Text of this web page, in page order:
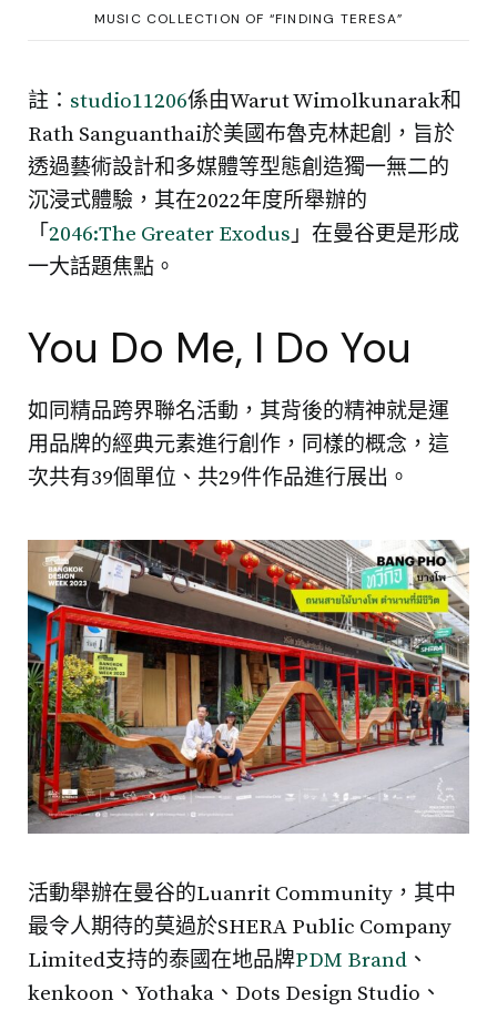
MUSIC COLLECTION OF “FINDING TERESA”
註： studio11206係由Warut Wimolkunarak和
Rath Sanguanthai於美國布魯克林起創，旨於
透過藝術設計和多媒體等型態創造獨一無二的
沉浸式體驗，其在2022年度所舉辦的
「 2046:The Greater Exodus 」在曼谷更是形成
一大話題焦點。
You Do Me, I Do You
如同精品跨界聯名活動，其背後的精神就是運
用品牌的經典元素進行創作，同樣的概念，這
次共有39個單位、共29件作品進行展出。
活動舉辦在曼谷的Luanrit Community，其中
最令人期待的莫過於SHERA Public Company
Limited支持的泰國在地品牌PDM Brand 、
kenkoon、Yothaka、Dots Design Studio、